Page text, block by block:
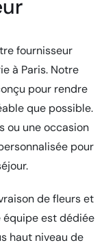
fournisseur
à Paris. Notre
pour rendre
que possible.
ou une occasion
pour
de fleurs et
équipe est dédiée
haut niveau de